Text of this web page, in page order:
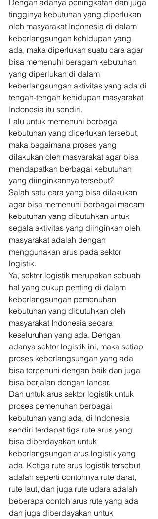
Dengan adanya peningkatan dan juga
tingginya kebutuhan yang diperlukan
oleh masyarakat Indonesia di dalam
keberlangsungan kehidupan yang
ada, maka diperlukan suatu cara agar
bisa memenuhi beragam kebutuhan
yang diperlukan di dalam
keberlangsungan aktivitas yang ada di
tengah-tengah kehidupan masyarakat
Indonesia itu sendiri.
Lalu untuk memenuhi berbagai
kebutuhan yang diperlukan tersebut,
maka bagaimana proses yang
dilakukan oleh masyarakat agar bisa
mendapatkan berbagai kebutuhan
yang diinginkannya tersebut?
Salah satu cara yang bisa dilakukan
agar bisa memenuhi berbagai macam
kebutuhan yang dibutuhkan untuk
segala aktivitas yang diinginkan oleh
masyarakat adalah dengan
menggunakan arus pada sektor
logistik.
Ya, sektor logistik merupakan sebuah
hal yang cukup penting di dalam
keberlangsungan pemenuhan
kebutuhan yang dibutuhkan oleh
masyarakat Indonesia secara
keseluruhan yang ada. Dengan
adanya sektor logistik ini, maka setiap
proses keberlangsungan yang ada
bisa terpenuhi dengan baik dan juga
bisa berjalan dengan lancar.
Dan untuk arus sektor logistik untuk
proses pemenuhan berbagai
kebutuhan yang ada, di Indonesia
sendiri terdapat tiga rute arus yang
bisa diberdayakan untuk
keberlangsungan arus logistik yang
ada. Ketiga rute arus logistik tersebut
adalah seperti contohnya rute darat,
rute laut, dan juga rute udara adalah
beberapa contoh arus rute yang ada
dan juga diberdayakan untuk